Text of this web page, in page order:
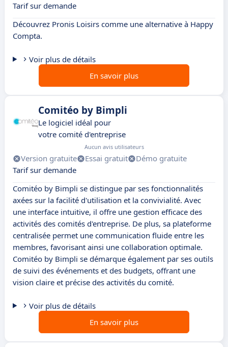
Tarif sur demande
Découvrez Pronis Loisirs comme une alternative à Happy
Compta.
Voir plus de détails
En savoir plus
Comitéo by Bimpli
Le logiciel idéal pour
votre comité d'entreprise
Aucun avis utilisateurs
Version gratuite Essai gratuit
Démo gratuite
Tarif sur demande
Comitéo by Bimpli se distingue par ses fonctionnalités
axées sur la facilité d'utilisation et la convivialité. Avec
une interface intuitive, il offre une gestion efficace des
activités des comités d'entreprise. De plus, sa plateforme
centralisée permet une communication fluide entre les
membres, favorisant ainsi une collaboration optimale.
Comitéo by Bimpli se démarque également par ses outils
de suivi des événements et des budgets, offrant une
vision claire et précise des activités du comité.
Voir plus de détails
En savoir plus